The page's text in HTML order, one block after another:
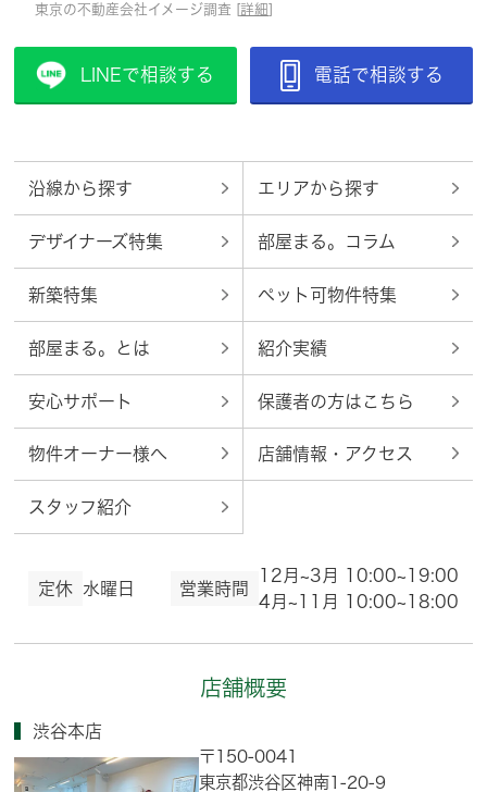
東京の不動産会社イメージ調査 [詳細]
LINEで相談する 電話で相談する
沿線から探す エリアから探す
デザイナーズ特集 部屋まる。コラム
新築特集 ペット可物件特集
部屋まる。とは 紹介実績
安心サポート 保護者の方はこちら
物件オーナー様へ 店舗情報・アクセス
スタッフ紹介
定休 水曜日 営業時間
12月~3月 10:00~19:00
4月~11月 10:00~18:00
店舗概要
渋谷本店
〒150-0041
東京都渋谷区神南1-20-9